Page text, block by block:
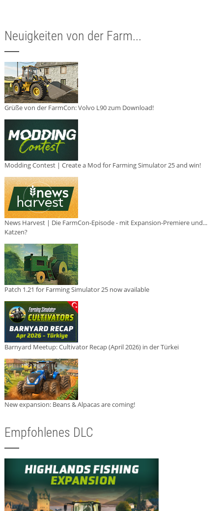
Neuigkeiten von der Farm...
Grüße von der FarmCon: Volvo L90 zum Download!
Modding Contest | Create a Mod for Farming Simulator 25 and win!
News Harvest | Die FarmCon-Episode - mit Expansion-Premiere und...
Katzen?
Patch 1.21 for Farming Simulator 25 now available
Barnyard Meetup: Cultivator Recap (April 2026) in der Türkei
New expansion: Beans & Alpacas are coming!
Empfohlenes DLC